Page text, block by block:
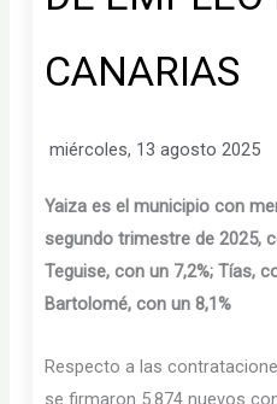
CANARIAS
miércoles, 13 agosto 2025
Yaiza es el municipio con
segundo trimestre de 2025,
Teguise, con un 7,2%; Tías,
Bartolomé, con un 8,1%
Respecto a las
se firmaron 5.874 nuevos